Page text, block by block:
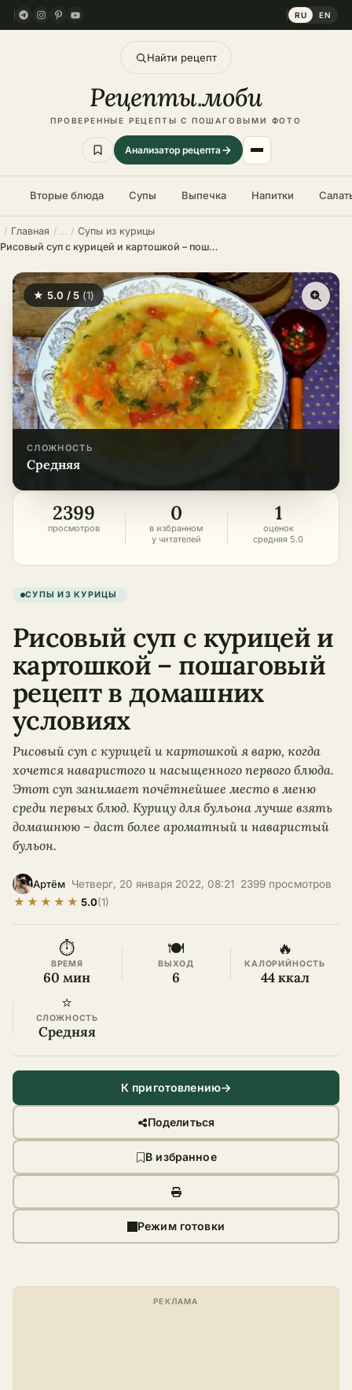
RU EN
Найти рецепт
Рецепты.моби
ПРОВЕРЕННЫЕ РЕЦЕПТЫ С ПОШАГОВЫМИ ФОТО
Анализатор рецепта
Вторые блюда Супы Выпечка Напитки
Главная
Супы из курицы
Рисовый суп с курицей и картошкой – пошаговый рецепт в домашних условиях
★ 5.0 / 5 (1)
СЛОЖНОСТЬ
средняя
2399
просмотров
0
в избранном
у читателей
1
оценок
средняя 5.0
СУПЫ ИЗ КУРИЦЫ
Рисовый суп с курицей и
картошкой – пошаговый
рецепт в домашних
условиях
Рисовый суп с курицей и картошкой я варю, когда
хочется наваристого и насыщенного первого блюда.
Этот суп занимает почётнейшее место в меню
среди первых блюд. Курицу для бульона лучше взять
домашнюю – даст более ароматный и наваристый
бульон.
Артём Четверг, 20 января 2022, 08:21 2399 просмотров
★ ★ ★ ★ ★ 5.0(1)
⏱
ВРЕМЯ
60 мин
🍽
ВЫХОД
6
🔥
КАЛОРИЙНОСТЬ
44 ккал
⭐
СЛОЖНОСТЬ
Средняя
К приготовлению
Поделиться
В избранное
Режим готовки